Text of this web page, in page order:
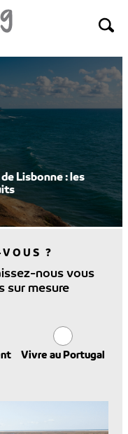
votre Banque
?
nous vous
sur mesure
Vivre au Portugal